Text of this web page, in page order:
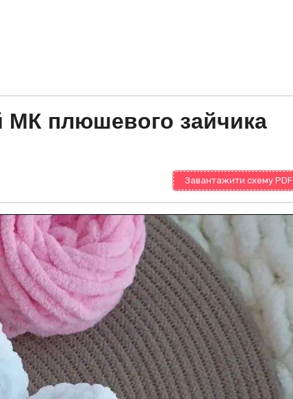
МК плюшевого зайчика
Завантажити схему PDF